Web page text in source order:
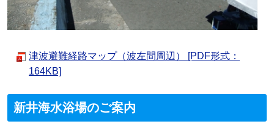
津波避難経路マップ（波左間周辺） [PDF形式：
164KB]
新井海水浴場のご案内